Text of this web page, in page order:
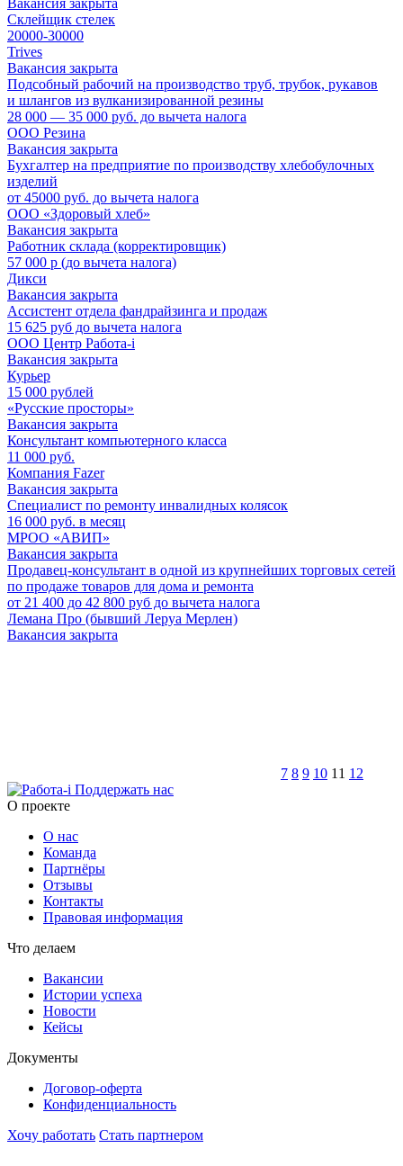
Склейщик стелек
20000-30000
Trives
Вакансия закрыта
Подсобный рабочий на производство труб, трубок, рукавов
и шлангов из вулканизированной резины
28 000 — 35 000 руб. до вычета налога
ООО Резина
Вакансия закрыта
Бухгалтер на предприятие по производству хлебобулочных
изделий
от 45000 руб. до вычета налога
ООО «Здоровый хлеб»
Вакансия закрыта
Работник склада (корректировщик)
57 000 р (до вычета налога)
Дикси
Вакансия закрыта
Ассистент отдела фандрайзинга и продаж
15 625 руб до вычета налога
ООО Центр Работа-i
Вакансия закрыта
Курьер
15 000 рублей
«Русские просторы»
Вакансия закрыта
Консультант компьютерного класса
11 000 руб.
Компания Fazer
Вакансия закрыта
Специалист по ремонту инвалидных колясок
16 000 руб. в месяц
МРОО «АВИП»
Вакансия закрыта
Продавец-консультант в одной из крупнейших торговых сетей
по продаже товаров для дома и ремонта
от 21 400 до 42 800 руб до вычета налога
Лемана Про (бывший Леруа Мерлен)
Вакансия закрыта
7 8 9 10 11 12
Поддержать нас
O проекте
О нас
Команда
Партнёры
Отзывы
Контакты
Правовая информация
Что делаем
Вакансии
Истории успеха
Новости
Кейсы
Документы
Договор-оферта
Конфиденциальность
Хочу работать Стать партнером